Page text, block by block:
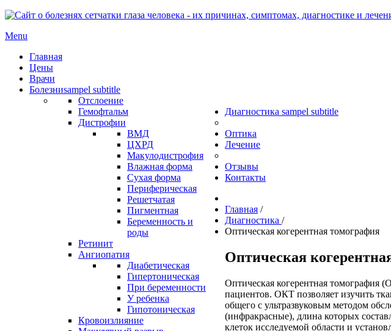
Menu
Главная
Цены
Врачи
Болезниsampel subtitle
Отслоение
Гемофтальм
Дистрофии
ВМД
ЦХРД
Макулодистрофия
Влажная форма
Сухая форма
Периферическая
Решетчатая
Пигментная
Беременность и
роды
Ретинит
Ангиопатия
Диабетическая
Гипертоническая
При беременности
У ребенка
Гипотоническая
Кровоизлияние
Диагностика sampel subtitle
Оптика
Лечение
Отзывы
Контакты
Главная /
Диагностика /
Оптическая когерентная томография
Оптическая
Оптическая когерентная томография
пациентов. ОКТ позволяет изучить
общего с ультразвуковым методом
(инфракрасные), длина которых
клеток исследуемой области и